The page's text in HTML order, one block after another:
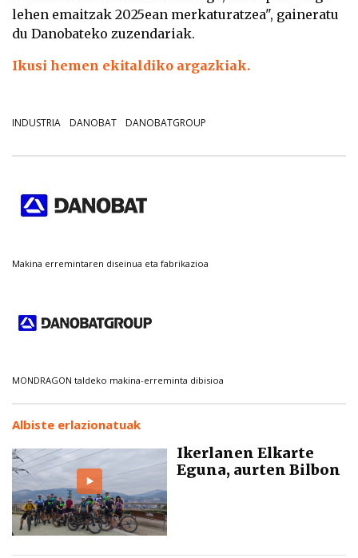
lehen emaitzak 2025ean merkaturatzea", gaineratu
du Danobateko zuzendariak.
Ikusi hemen ekitaldiko argazkiak.
INDUSTRIA DANOBAT DANOBATGROUP
Makina erremintaren diseinua eta fabrikazioa
MONDRAGON taldeko makina-erreminta dibisioa
Albiste erlazionatuak
Ikerlanen Elkarte
Eguna, aurten Bilbon